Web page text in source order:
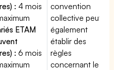
: 4 mois
ETAM
: 6 mois
convention
collective peut
également
établir des
règles
concernant les